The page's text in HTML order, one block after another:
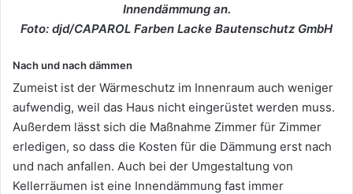
Innendämmung an.
Foto: djd/CAPAROL Farben Lacke Bautenschutz GmbH
Nach und nach dämmen
Zumeist ist der Wärmeschutz im Innenraum auch weniger
aufwendig, weil das Haus nicht eingerüstet werden muss.
Außerdem lässt sich die Maßnahme Zimmer für Zimmer
erledigen, so dass die Kosten für die Dämmung erst nach
und nach anfallen. Auch bei der Umgestaltung von
Kellerräumen ist eine Innendämmung fast immer